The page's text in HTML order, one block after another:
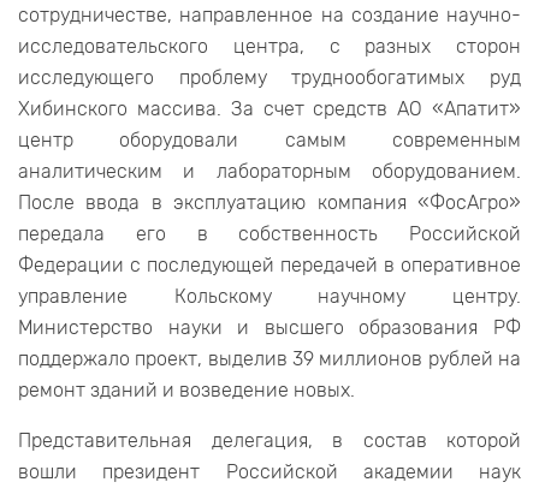
сотрудничестве, направленное на создание научно-
исследовательского центра, с разных сторон
исследующего проблему труднообогатимых руд
Хибинского массива. За счет средств АО «Апатит»
центр оборудовали самым современным
аналитическим и лабораторным оборудованием.
После ввода в эксплуатацию компания «ФосАгро»
передала его в собственность Российской
Федерации с последующей передачей в оперативное
управление Кольскому научному центру.
Министерство науки и высшего образования РФ
поддержало проект, выделив 39 миллионов рублей на
ремонт зданий и возведение новых.
Представительная делегация, в состав которой
вошли президент Российской академии наук